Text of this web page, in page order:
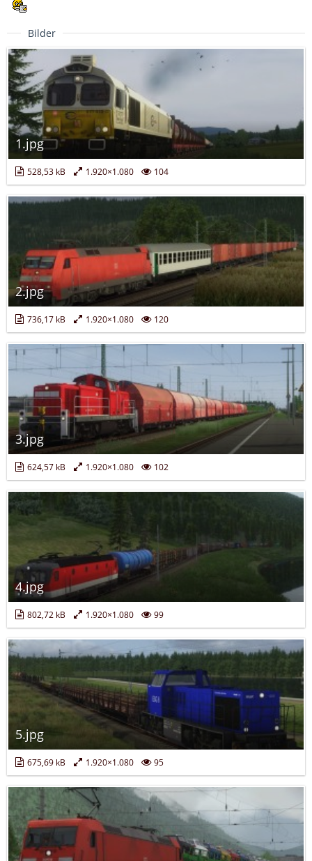
Bilder
1.jpg
528,53 kB 1.920×1.080 104
2.jpg
736,17 kB 1.920×1.080 120
3.jpg
624,57 kB 1.920×1.080 102
4.jpg
802,72 kB 1.920×1.080 99
5.jpg
675,69 kB 1.920×1.080 95